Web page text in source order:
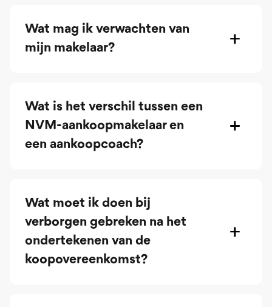
Wat mag ik verwachten van
mijn makelaar?
Wat is het verschil tussen een
NVM-aankoopmakelaar en
een aankoopcoach?
Wat moet ik doen bij
verborgen gebreken na het
ondertekenen van de
koopovereenkomst?